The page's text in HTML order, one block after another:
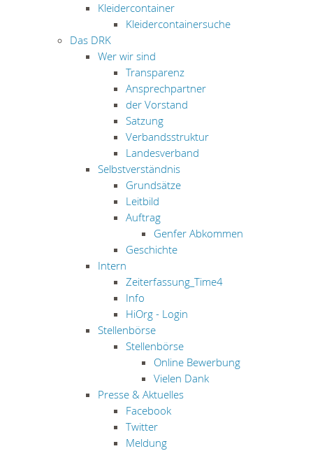
Kleidercontainer
Kleidercontainersuche
Das DRK
Wer wir sind
Transparenz
Ansprechpartner
der Vorstand
Satzung
Verbandsstruktur
Landesverband
Selbstverständnis
Grundsätze
Leitbild
Auftrag
Genfer Abkommen
Geschichte
Intern
Zeiterfassung_Time4
Info
HiOrg - Login
Stellenbörse
Stellenbörse
Online Bewerbung
Vielen Dank
Presse & Aktuelles
Facebook
Twitter
Meldung